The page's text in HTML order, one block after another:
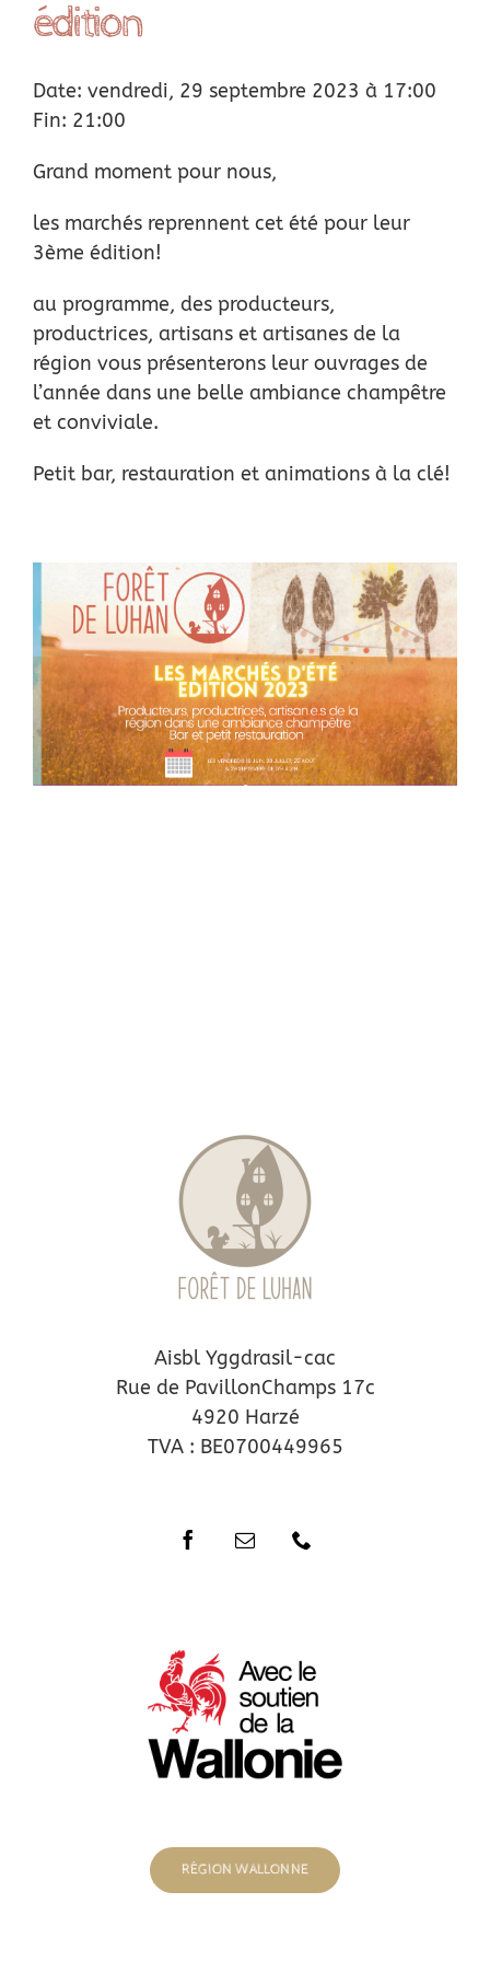
Location
Actus
Nous soutenir
Remerciements
Contact
édition
Date: vendredi, 29 septembre 2023 à 17:00
Fin: 21:00
Grand moment pour nous,
les marchés reprennent cet été pour leur
3ème édition!
au programme, des producteurs,
productrices, artisans et artisanes de la
région vous présenterons leur ouvrages de
l’année dans une belle ambiance champêtre
et conviviale.
Petit bar, restauration et animations à la clé!
Aisbl Yggdrasil-cac
Rue de PavillonChamps 17c
4920 Harzé
TVA : BE0700449965
RÉGION WALLONNE